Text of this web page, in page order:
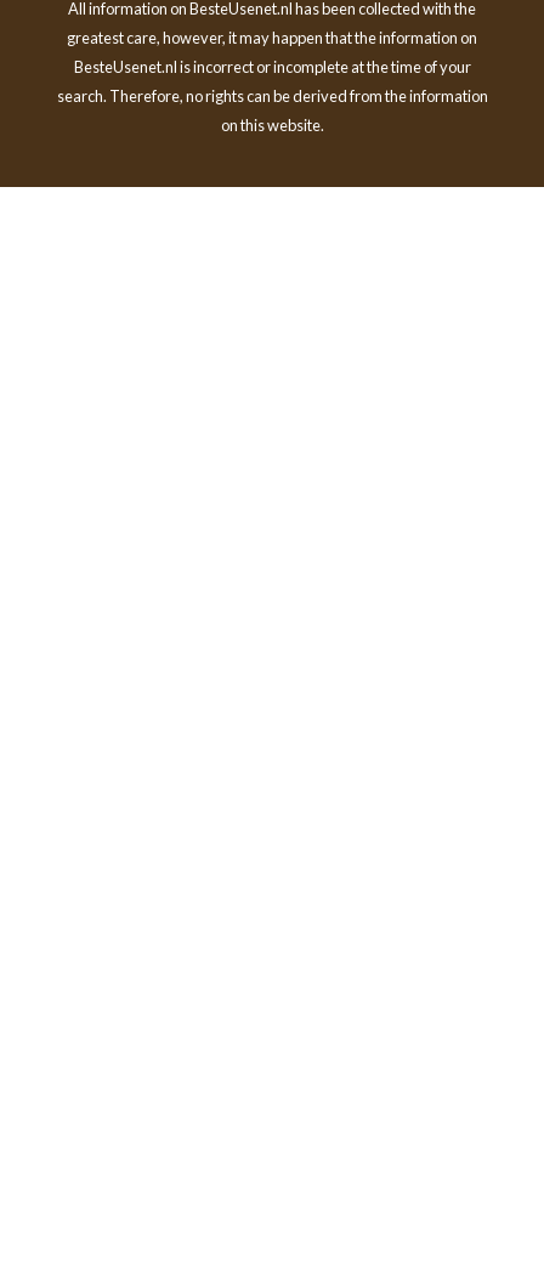
All information on BesteUsenet.nl has been collected with the
greatest care, however, it may happen that the information on
BesteUsenet.nl is incorrect or incomplete at the time of your
search. Therefore, no rights can be derived from the information
on this website.